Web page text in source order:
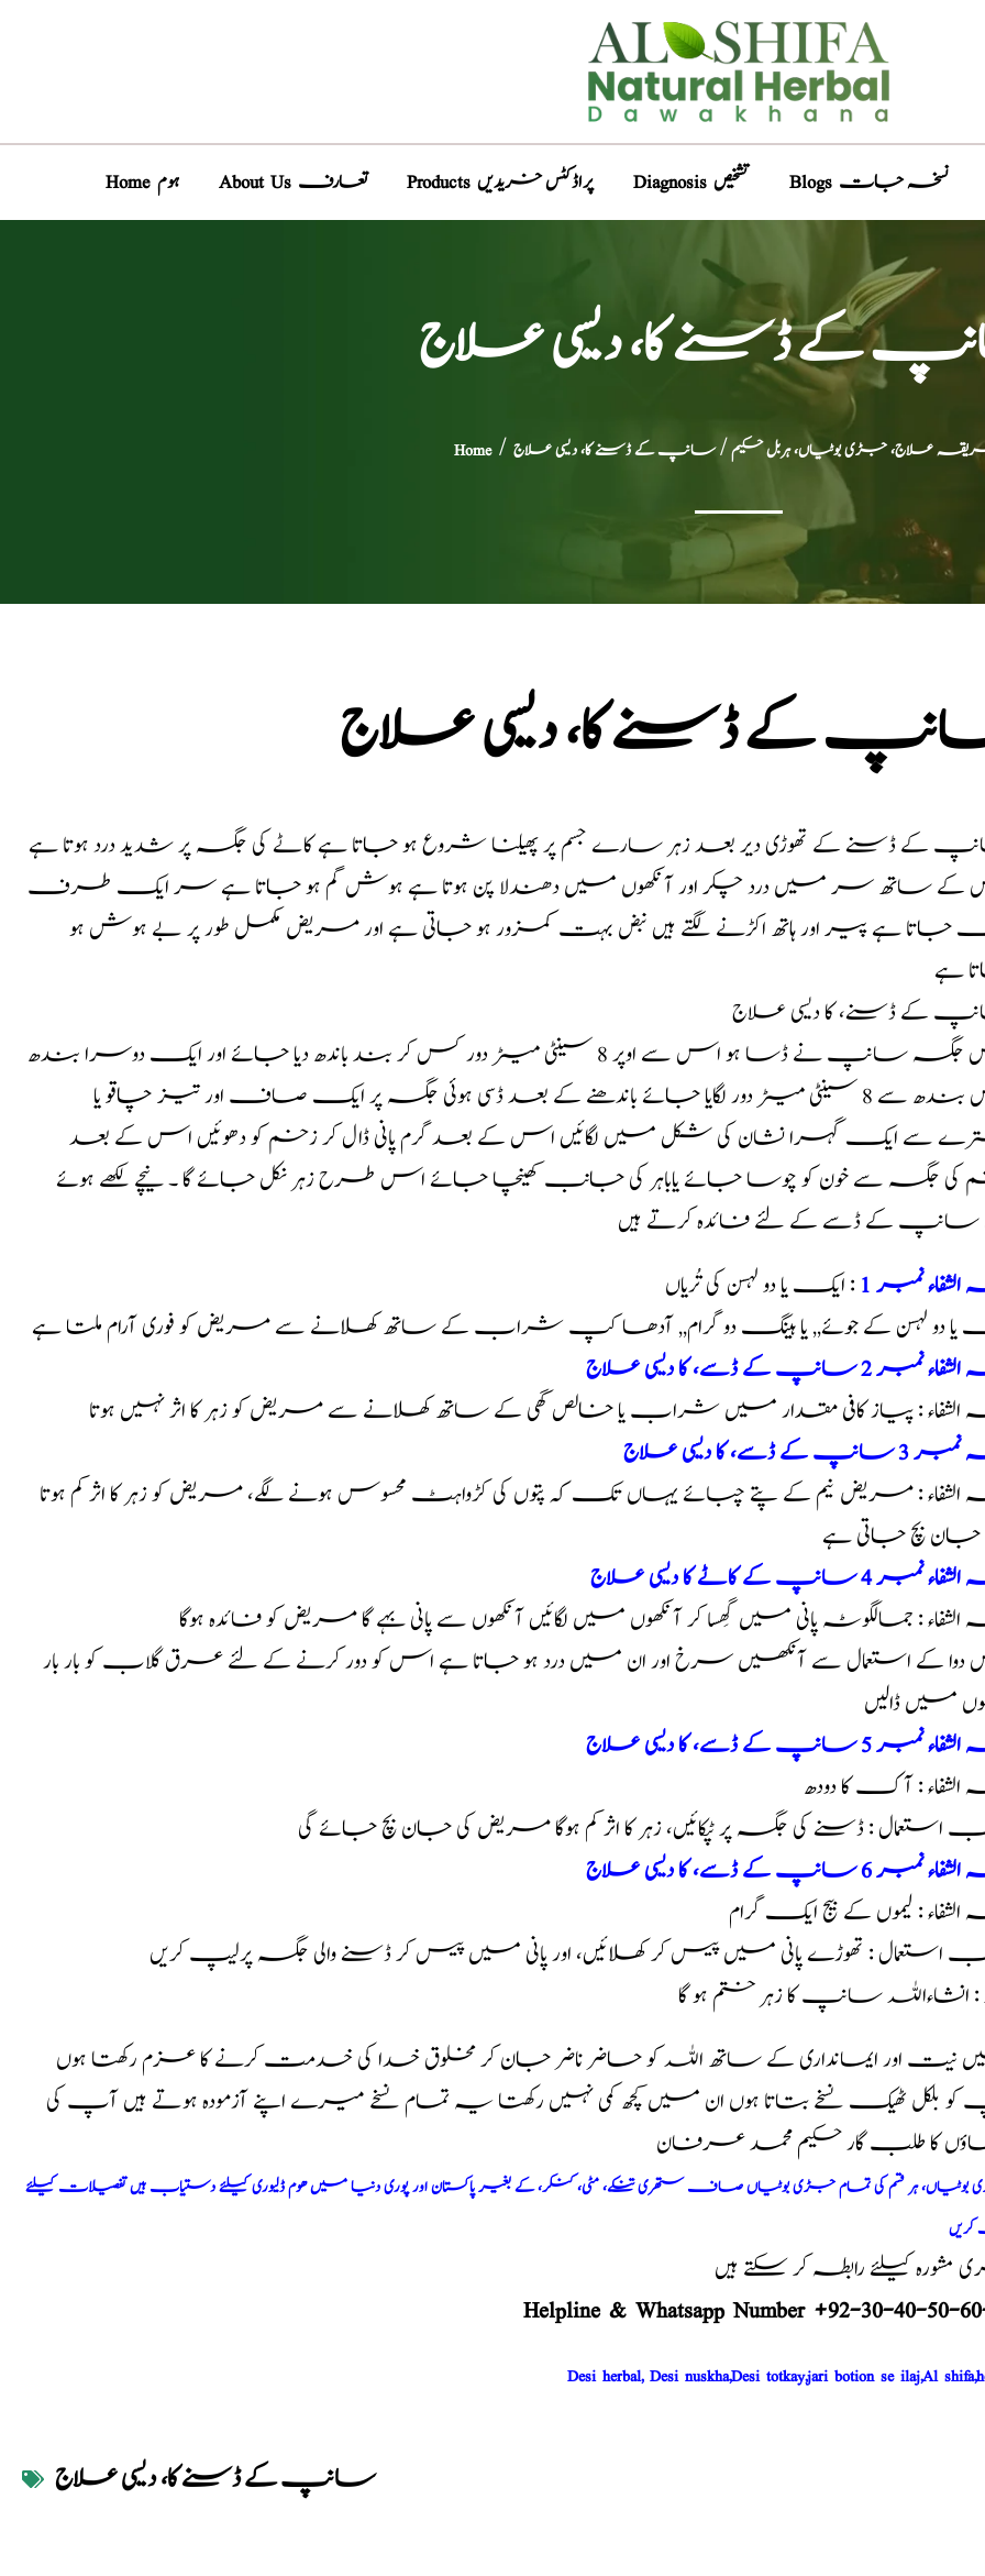
Home ہوم About Us تعارف Products پراڈکٹس خریدیں Diagnosis تشخیص Blogs نسخہ جات
کے ڈسنے کا، دیسی علاج
Home/ علاج، جڑی بوٹیاں، ہربل حکیم/ سانپ کے ڈسنے کا، دیسی علاج
کے ڈسنے کا، دیسی علاج
کے ڈسنے کے تھوڑی دیر بعد زہر سارے جسم پر پھیلنا شروع ہو جاتا ہے کاٹے کی جگہ پر شدید درد ہوتا ہے
ساتھ سر میں درد چکر اور آنکھوں میں دھندلا پن ہوتا ہے ہوش گم ہو جاتا ہے سر ایک طرف
جاتا ہے پیر اور ہاتھ اکڑنے لگتے ہیں نبض بہت کمزور ہو جاتی ہے اور مریض مکمل طور پر بے ہوش ہو
ہے
کے ڈسنے، کا دیسی علاج
جس جگہ سانپ نے ڈسا ہو اس سے اوپر 8 سینٹی میٹر دور کس کر بند باندھ دیا جائے اور ایک دوسرا بندھ
اس بندھ سے 8 سینٹی میٹر دور لگایا جائے باندھنے کے بعد ڈسی ہوئی جگہ پر ایک صاف اور تیز چاقو یا
سے ایک گہرا نشان کی شکل میں لگائیں اس کے بعد گرم پانی ڈال کر زخم کو دھوئیں اس کے بعد
کی جگہ سے خون کو چوسا جائے یاباہر کی جانب کھینچا جائے اس طرح زہر نکل جائے گا ۔ نیچے لکھے ہوئے
سانپ کے ڈسے کے لئے فائدہ کرتے ہیں
الشفاء نمبر 1 : ایک یا دو لہسن کی تُریاں
یا دو لہسن کے جوئے,, یا ہینگ دو گرام,, آدھا کپ شراب کے ساتھ کھلانے سے مریض کو فوری آرام ملتا ہے
نمبر 2 سانپ کے ڈسے، کا دیسی علاج
الشفاء : پیاز کافی مقدار میں شراب یا خالص گھی کے ساتھ کھلانے سے مریض کو زہر کا اثر نہیں ہوتا
کے ڈسے، کا دیسی علاج
الشفاء : مریض نیم کے پتے چبائے یہاں تک کہ پتوں کی کڑواہٹ محسوس ہونے لگے، مریض کو زہر کا اثر کم ہوتا
بچ جاتی ہے
نمبر 4 سانپ کے کاٹے کا دیسی علاج
الشفاء : جمالگوٹہ پانی میں گِھسا کر آنکھوں میں لگائیں آنکھوں سے پانی بہے گا مریض کو فائدہ ہوگا
کے استعمال سے آنکھیں سرخ اور ان میں درد ہو جاتا ہے اس کو دور کرنے کے لئے عرق گلاب کو بار بار
میں ڈالیں
نمبر 5 سانپ کے ڈسے، کا دیسی علاج
الشفاء : آک کا دودھ
استعمال : ڈسنے کی جگہ پر ٹپکائیں، زہر کا اثر کم ہوگا مریض کی جان بچ جائے گی
نمبر 6 سانپ کے ڈسے، کا دیسی علاج
الشفاء : لیموں کے بیج ایک گرام
استعمال : تھوڑے پانی میں پیس کر کھلائیں، اور پانی میں پیس کر ڈسنے والی جگہ پرلیپ کریں
: انشاءاللہ سانپ کا زہر ختم ہو گا
نیت اور ایمانداری کے ساتھ اللہ کو حاضر ناضر جان کر مخلوق خدا کی خدمت کرنے کا عزم رکھتا ہوں
بلکل ٹھیک نسخے بتاتا ہوں ان میں کچھ کمی نہیں رکھتا یہ تمام نسخے میرے اپنے آزمودہ ہوتے ہیں آپ کی
کا طلب گار حکیم محمد عرفان
ہر قسم کی تمام جڑی بوٹیاں صاف ستھری تنکے، مٹی، کنکر، کے بغیر پاکستان اور پوری دنیا میں ھوم ڈلیوری کیلئے دستیاب ہیں تفصیلات کیلئے
کیلئے رابطہ کر سکتے ہیں
Helpline & Whatsapp Number +92-30-40-50-
Desi herbal, Desi nuskha,Desi totkay,jari botion se ilaj,Al
سانپ کے ڈسنے کا، دیسی علاج